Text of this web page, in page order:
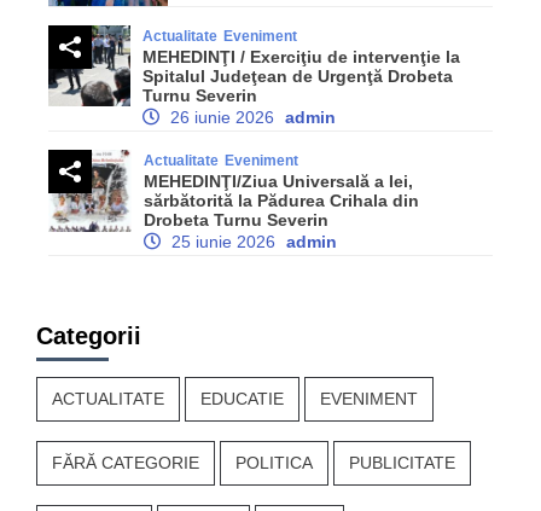
Actualitate Eveniment
MEHEDINŢI / Exerciţiu de intervenţie la
Spitalul Judeţean de Urgenţă Drobeta
Turnu Severin
26 iunie 2026
admin
Actualitate Eveniment
MEHEDINŢI/Ziua Universală a Iei,
sărbătorită la Pădurea Crihala din
Drobeta Turnu Severin
25 iunie 2026
admin
Categorii
ACTUALITATE EDUCATIE EVENIMENT
FĂRĂ CATEGORIE POLITICA PUBLICITATE